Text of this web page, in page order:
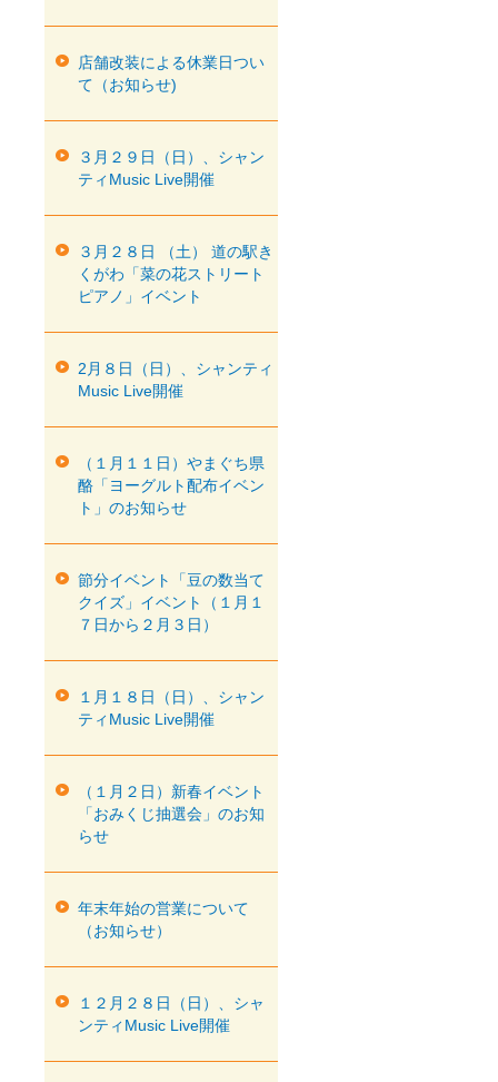
店舗改装による休業日つい
て（お知らせ)
３月２９日（日）、シャン
ティMusic Live開催
３月２８日 （土） 道の駅き
くがわ「菜の花ストリート
ピアノ」イベント
2月８日（日）、シャンティ
Music Live開催
（１月１１日）やまぐち県
酪「ヨーグルト配布イベン
ト」のお知らせ
節分イベント「豆の数当て
クイズ」イベント（１月１
７日から２月３日）
１月１８日（日）、シャン
ティMusic Live開催
（１月２日）新春イベント
「おみくじ抽選会」のお知
らせ
年末年始の営業について
（お知らせ）
１２月２８日（日）、シャ
ンティMusic Live開催